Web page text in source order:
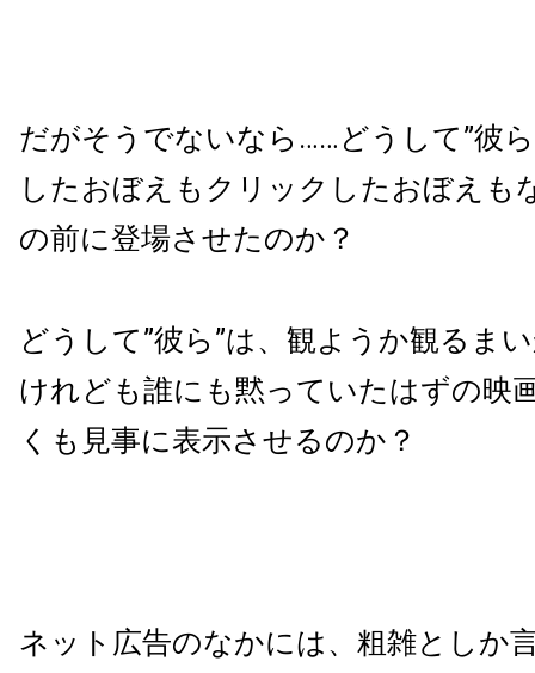
だがそうでないなら……どうして”彼
したおぼえもクリックしたおぼえも
の前に登場させたのか？
どうして”彼ら”は、観ようか観るま
けれども誰にも黙っていたはずの映
くも見事に表示させるのか？
ネット広告のなかには、粗雑としか